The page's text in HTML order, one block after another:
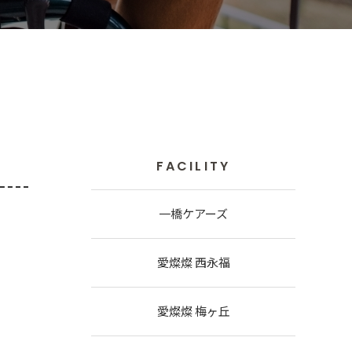
FACILITY
一橋ケアーズ
愛燦燦 西永福
愛燦燦 梅ヶ丘